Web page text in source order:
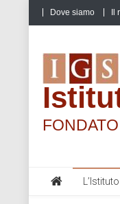
Skip
to
Dove siamo
L’Istituto